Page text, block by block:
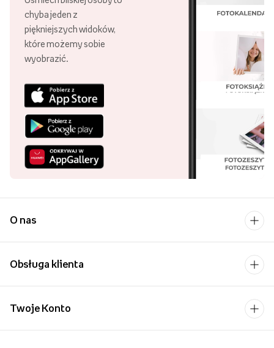
Aż 99,87% klientów poleca nasze
usługi! Dziękujemy za zaufanie!
Pobierz aplikację i
kupuj wygodniej!
które możemy sobie